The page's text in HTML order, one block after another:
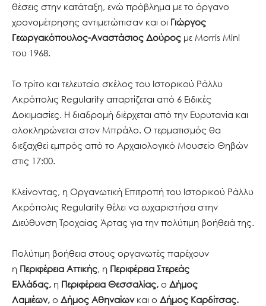
θέσεις στην κατάταξη, ενώ πρόβλημα με το όργανο
χρονομέτρησης αντιμετώπισαν και οι Γιώργος
Γεωργακόπουλος-Αναστάσιος Δούρος με Morris Mini
του 1968.
Το τρίτο και τελευταίο σκέλος του Ιστορικού Ράλλυ
Ακρόπολις Regularity απαρτίζεται από 6 Ειδικές
Δοκιμασίες. Η διαδρομή διέρχεται από την Ευρυτανία και
ολοκληρώνεται στον Μπράλο. Ο τερματισμός θα
διεξαχθεί εμπρός από το Αρχαιολογικό Μουσείο Θηβών
στις 17:00.
Κλείνοντας, η Οργανωτική Επιτροπή του Ιστορικού Ράλλυ
Ακρόπολις Regularity θέλει να ευχαριστήσει στην
Διεύθυνση Τροχαίας Άρτας για την πολύτιμη βοήθειά της.
Πολύτιμη βοήθεια στους οργανωτές παρέχουν
η Περιφέρεια Αττικής, η Περιφέρεια Στερεάς
Ελλάδας, η Περιφέρεια Θεσσαλίας, ο Δήμος
Λαμιέων, ο Δήμος Αθηναίων και ο Δήμος Καρδίτσας.